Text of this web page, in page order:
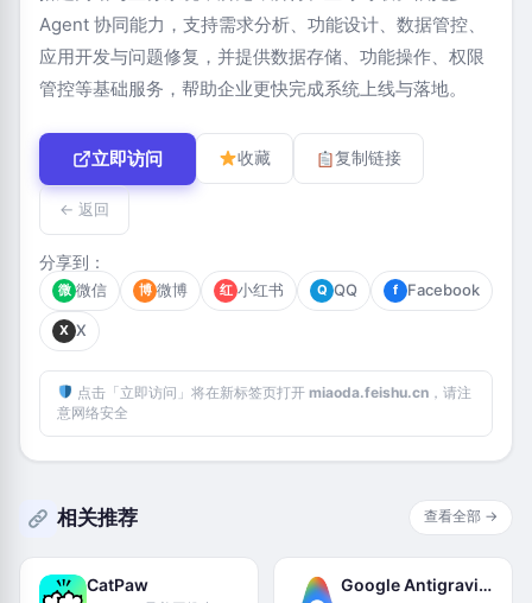
Agent 协同能力，支持需求分析、功能设计、数据管控、
应用开发与问题修复，并提供数据存储、功能操作、权限
管控等基础服务，帮助企业更快完成系统上线与落地。
立即访问 收藏 复制链接
← 返回
分享到：
微 微信 博 微博 红 小红书 Q QQ f Facebook
X X
点击「立即访问」将在新标签页打开 miaoda.feishu.cn，请注
意网络安全
相关推荐 查看全部 →
CatPaw Google Antigravity